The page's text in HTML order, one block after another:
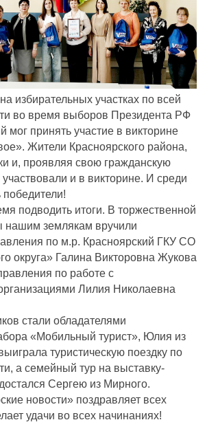
избирательных участках по всей
во время выборов Президента РФ
принять участие в викторине
Жители Красноярского района,
и, проявляя свою гражданскую
и в викторине. И среди
победители!
подводить итоги. В торжественной
нашим землякам вручили
по м.р. Красноярский ГКУ СО
округа» Галина Викторовна Жукова
по работе с
Лилия Николаевна
стали обладателями
«Мобильный турист», Юлия из
туристическую поездку по
а семейный тур на выставку-
Сергею из Мирного.
новости» поздравляет всех
удачи во всех начинаниях!